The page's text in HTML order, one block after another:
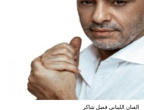
الفنان اللبناني فضل شاكر